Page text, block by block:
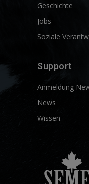
Geschichte
Jobs
Soziale
Support
Anmeldung
News
Wissen